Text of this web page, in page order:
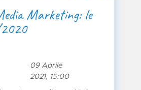
Marketing: le
09 Aprile
2021, 15:00